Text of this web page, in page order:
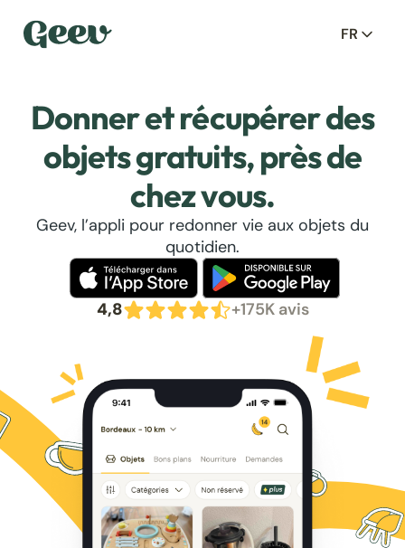
FR
Donner et récupérer des
objets gratuits, près de
chez vous.
Geev, l’appli pour redonner vie aux objets du
quotidien.
4,8 +175K avis